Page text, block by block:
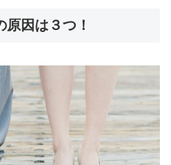
因は３つ！